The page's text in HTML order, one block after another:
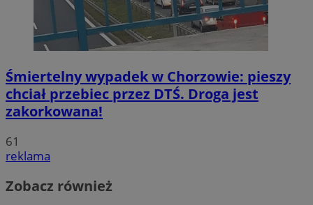
Śmiertelny wypadek w Chorzowie: pieszy
chciał przebiec przez DTŚ. Droga jest
zakorkowana!
61
reklama
Zobacz również